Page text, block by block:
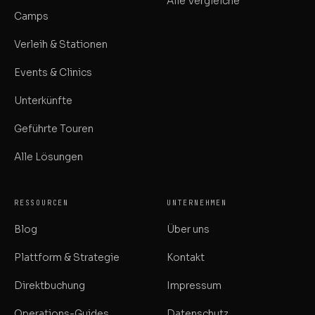
Camps
Verleih & Stationen
Events & Clinics
Unterkünfte
Geführte Touren
Alle Lösungen
RESSOURCEN
Blog
Plattform & Strategie
Direktbuchung
UNTERNEHMEN
Über uns
Kontakt
Impressum